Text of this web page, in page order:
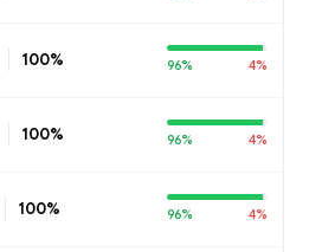
100% 96% 4%
100% 96% 4%
100% 96% 4%